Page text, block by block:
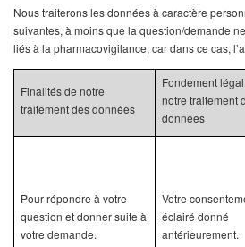
Nous traiterons les données à caractère
suivantes, à moins que la question/demande
liés à la pharmacovigilance, car dans ce cas,
Finalités de notre
traitement des données
Fondement
notre traitement
données
Pour répondre à votre
question et donner suite à
votre demande.
Votre
éclairé donné
antérieurement.